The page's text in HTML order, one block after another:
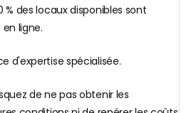
% des locaux disponibles sont
ligne.
d'expertise spécialisée.
de ne pas obtenir les